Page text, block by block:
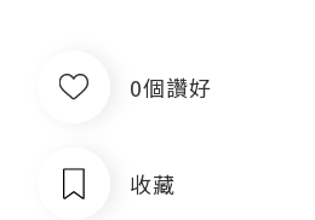
0個讚好
收藏